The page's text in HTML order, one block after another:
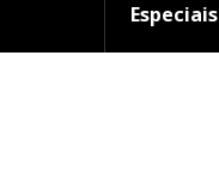
Especiais